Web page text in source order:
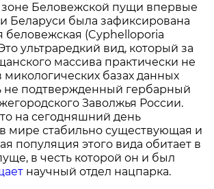
Беловежской пущи впервые
Беларуси была зафиксирована
(Cyphelloporia
ультраредкий вид, который за
массива практически не
микологических базах данных
не подтвержденный гербарный
Заволжья России.
на сегодняшний день
мире стабильно существующая и
популяция этого вида обитает в
в честь которой он и был
научный отдел нацпарка.